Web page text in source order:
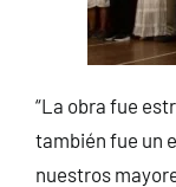
“La obra fue
también fue un
nuestros